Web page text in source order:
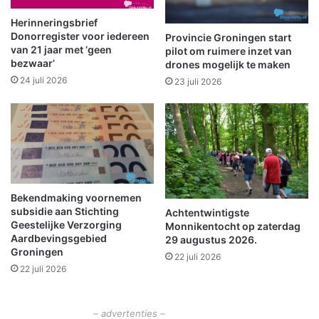
n
g
l
o
p
n
m
e
e
m
e
t
P
e
u
t
e
a
v
o
n
d
l
m
u
z
i
e
k
e
n
l
o
Herinneringsbrief
Donorregister voor iedereen
van 21 jaar met ‘geen
bezwaar’
24 juli 2026
Provincie Groningen start
pilot om ruimere inzet van
drones mogelijk te maken
23 juli 2026
Bekendmaking voornemen
subsidie aan Stichting
Geestelijke Verzorging
Aardbevingsgebied
Groningen
22 juli 2026
Achtentwintigste
Monnikentocht op zaterdag
29 augustus 2026.
22 juli 2026
– advertenties –